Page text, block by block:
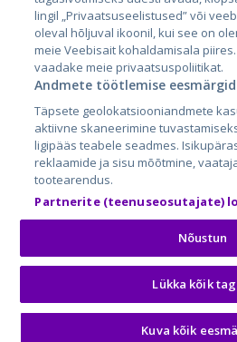
City24.lv
City24.ee
GetaPro.lv
GetaPro.ee
Skelbiu.lt
Autoplius.lt
Aruodas.lt
lingil „Privaatsuseelistused” või
oleval hõljuval ikoonil, kui see on
meie Veebisait kohaldamisala
vaadake meie privaatsuspoliitikat.
Andmete töötlemise
Täpsete geolokatsiooniandmete
aktiivne skaneerimine
ligipääs teabele seadmes.
reklaamide ja sisu mõõtmine,
tootearendus.
Partnerite (teenuseosutajate)
Nõustun
Lükka kõik
Kuva kõik